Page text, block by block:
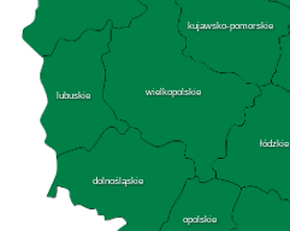
lubuskie wielkopolskie
kujawsko-pomorskie
dolnośląskie
łódzkie
opolskie